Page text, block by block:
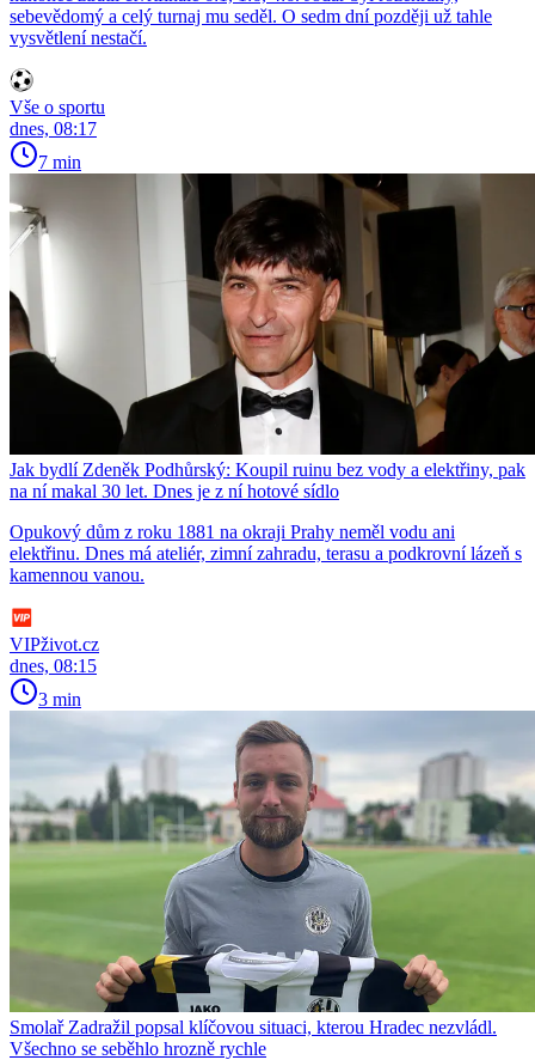
sebevědomý a celý turnaj mu seděl. O sedm dní později už tahle
vysvětlení nestačí.
Vše o sportu
dnes, 08:17
7 min
Jak bydlí Zdeněk Podhůrský: Koupil ruinu bez vody a elektřiny, pak
na ní makal 30 let. Dnes je z ní hotové sídlo
Opukový dům z roku 1881 na okraji Prahy neměl vodu ani
elektřinu. Dnes má ateliér, zimní zahradu, terasu a podkrovní lázeň s
kamennou vanou.
VIPživot.cz
dnes, 08:15
3 min
Smolař Zadražil popsal klíčovou situaci, kterou Hradec nezvládl.
Všechno se seběhlo hrozně rychle